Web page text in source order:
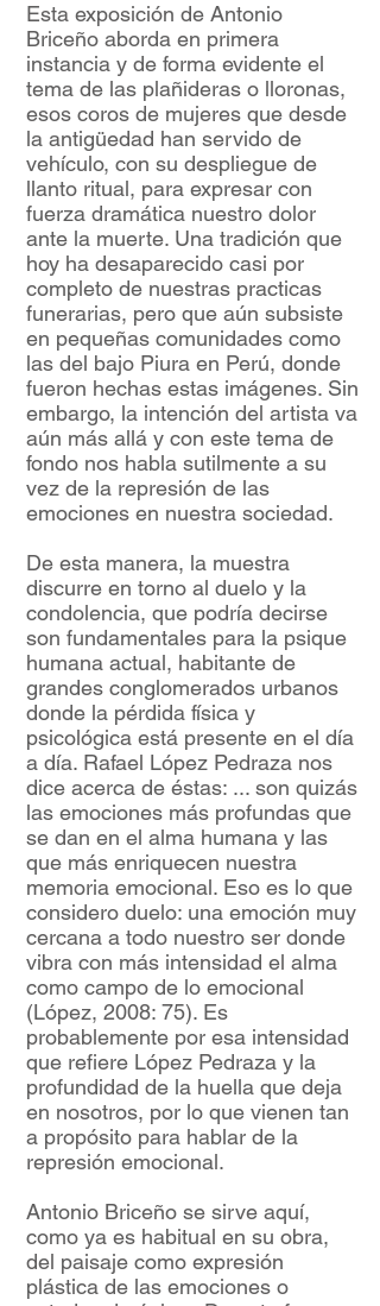
Esta exposición de Antonio
Briceño aborda en primera
instancia y de forma evidente el
tema de las plañideras o lloronas,
esos coros de mujeres que desde
la antigüedad han servido de
vehículo, con su despliegue de
llanto ritual, para expresar con
fuerza dramática nuestro dolor
ante la muerte. Una tradición que
hoy ha desaparecido casi por
completo de nuestras practicas
funerarias, pero que aún subsiste
en pequeñas comunidades como
las del bajo Piura en Perú, donde
fueron hechas estas imágenes. Sin
embargo, la intención del artista va
aún más allá y con este tema de
fondo nos habla sutilmente a su
vez de la represión de las
emociones en nuestra sociedad.
De esta manera, la muestra
discurre en torno al duelo y la
condolencia, que podría decirse
son fundamentales para la psique
humana actual, habitante de
grandes conglomerados urbanos
donde la pérdida física y
psicológica está presente en el día
a día. Rafael López Pedraza nos
dice acerca de éstas: ... son quizás
las emociones más profundas que
se dan en el alma humana y las
que más enriquecen nuestra
memoria emocional. Eso es lo que
considero duelo: una emoción muy
cercana a todo nuestro ser donde
vibra con más intensidad el alma
como campo de lo emocional
(López, 2008: 75). Es
probablemente por esa intensidad
que refiere López Pedraza y la
profundidad de la huella que deja
en nosotros, por lo que vienen tan
a propósito para hablar de la
represión emocional.
Antonio Briceño se sirve aquí,
como ya es habitual en su obra,
del paisaje como expresión
plástica de las emociones o